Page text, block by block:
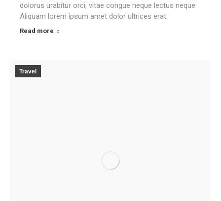
dolorus urabitur orci, vitae congue neque lectus neque.
Aliquam lorem ipsum amet dolor ultrices erat.
Read more
Travel